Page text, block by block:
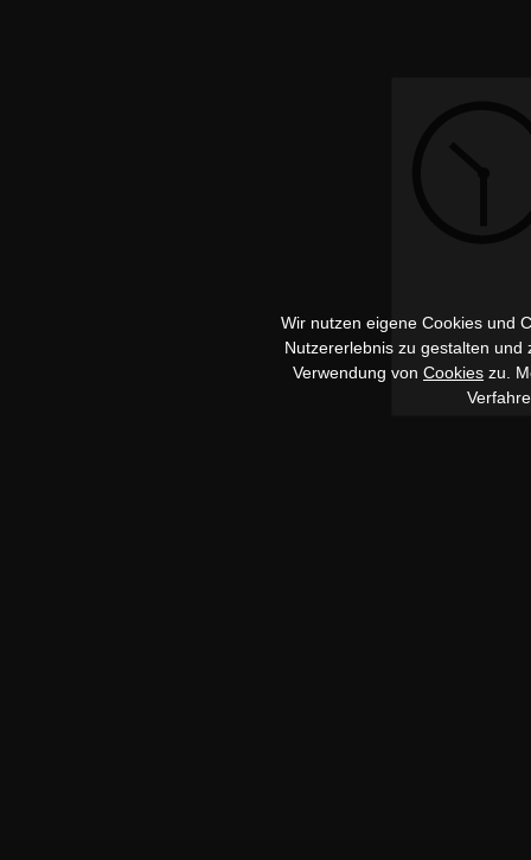
Wir nutzen eigene Cookies und
Nutzererlebnis zu gestalten
Verwendung von Cookies zu.